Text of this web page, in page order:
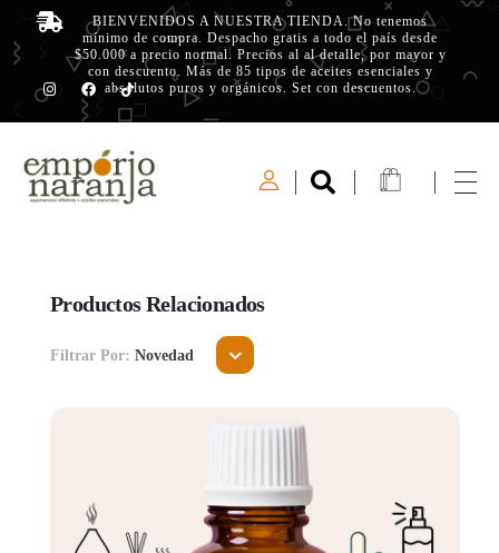
BIENVENIDOS A NUESTRA TIENDA. No tenemos
mínimo de compra. Despacho gratis a todo el país desde
$50.000 a precio normal. Precios al al detalle, por mayor y
con descuento. Más de 85 tipos de aceites esenciales y
absolutos puros y orgánicos. Set con descuentos.
Productos Relacionados
Filtrar Por: Novedad